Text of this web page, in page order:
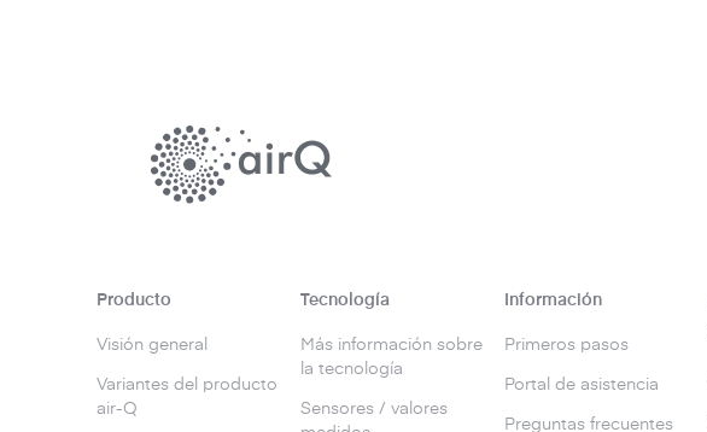
Producto
Visión general
Variantes del producto
air-Q
Tecnología
Más información sobre
la tecnología
Sensores / valores
Información
Primeros pasos
Portal de asistencia
Preguntas frecuentes